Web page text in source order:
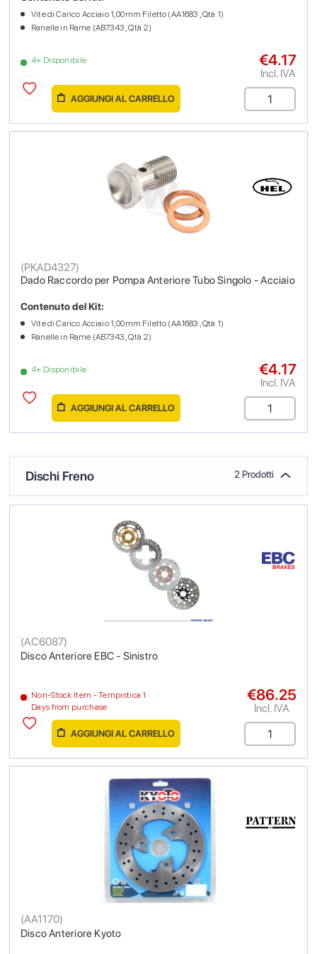
4+ Disponibile
Vite di Carico Acciaio 1,00mm Filetto (AA1683 , Qtà 1)
Ranelle in Rame (AB7343 , Qtà 2)
€4.17
Incl. IVA
AGGIUNGI AL CARRELLO
Dado Raccordo per Pompa Anteriore Tubo Singolo - Acciaio
(PKAD4327)
4+ Disponibile
Contenuto del Kit:
Vite di Carico Acciaio 1,00mm Filetto (AA1683 , Qtà 1)
Ranelle in Rame (AB7343 , Qtà 2)
€4.17
Incl. IVA
AGGIUNGI AL CARRELLO
Dischi Freno 2 Prodotti
Disco Anteriore EBC - Sinistro
(AC6087)
Non-Stock Item - Tempistica 1
Days from purchase
€86.25
Incl. IVA
AGGIUNGI AL CARRELLO
Disco Anteriore Kyoto
(AA1170)